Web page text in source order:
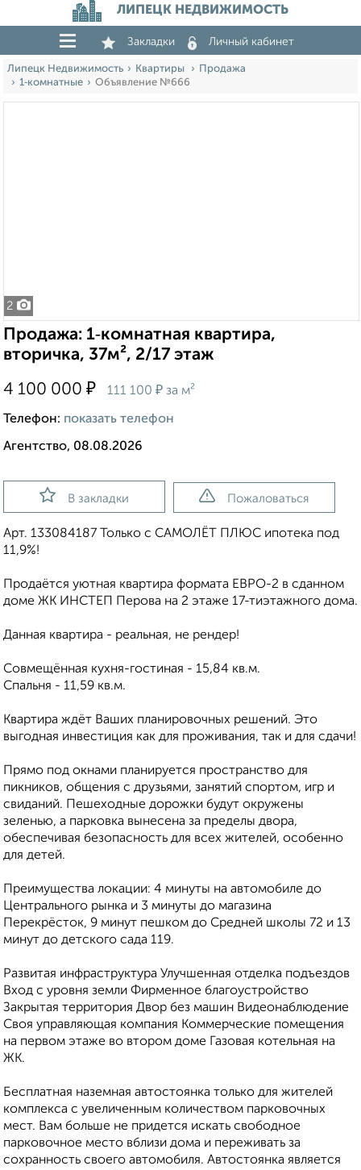
ЛИПЕЦК НЕДВИЖИМОСТЬ
Закладки Личный кабинет
Липецк Недвижимость Квартиры
Продажа
1‑комнатные
Объявление №666
2
Продажа: 1‑комнатная квартира,
вторичка, 37м², 2/17 этаж
4 100 000 ₽ 111 100 ₽ за м²
Телефон: показать телефон
Агентство, 08.08.2026
В закладки Пожаловаться
Арт. 133084187 Только с САМОЛЁТ ПЛЮС ипотека под
11,9%!
Продаётся уютная квартира формата ЕВРО-2 в сданном
доме ЖК ИНСТЕП Перова на 2 этаже 17-тиэтажного дома.
Данная квартира - реальная, не рендер!
Совмещённая кухня-гостиная - 15,84 кв.м.
Спальня - 11,59 кв.м.
Квартира ждёт Ваших планировочных решений. Это
выгодная инвестиция как для проживания, так и для сдачи!
Прямо под окнами планируется пространство для
пикников, общения с друзьями, занятий спортом, игр и
свиданий. Пешеходные дорожки будут окружены
зеленью, а парковка вынесена за пределы двора,
обеспечивая безопасность для всех жителей, особенно
для детей.
Преимущества локации: 4 минуты на автомобиле до
Центрального рынка и 3 минуты до магазина
Перекрёсток, 9 минут пешком до Средней школы 72 и 13
минут до детского сада 119.
Развитая инфраструктура Улучшенная отделка подъездов
Вход с уровня земли Фирменное благоустройство
Закрытая территория Двор без машин Видеонаблюдение
Своя управляющая компания Коммерческие помещения
на первом этаже во втором доме Газовая котельная на
ЖК.
Бесплатная наземная автостоянка только для жителей
комплекса с увеличенным количеством парковочных
мест. Вам больше не придется искать свободное
парковочное место вблизи дома и переживать за
сохранность своего автомобиля. Автостоянка является